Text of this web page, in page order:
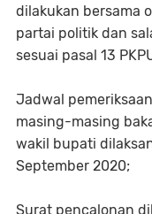
dilakukan bersama
partai politik dan
sesuai pasal 13
Jadwal
masing-masing
wakil bupati
September 2020;
Surat pencalonan